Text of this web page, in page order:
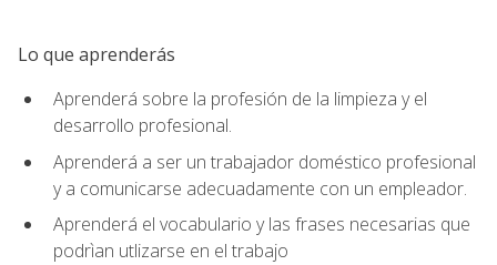
Lo que aprenderás
Aprenderá sobre la profesión de la limpieza y el
desarrollo profesional.
Aprenderá a ser un trabajador doméstico profesional
y a comunicarse adecuadamente con un empleador.
Aprenderá el vocabulario y las frases necesarias que
podrìan utlizarse en el trabajo